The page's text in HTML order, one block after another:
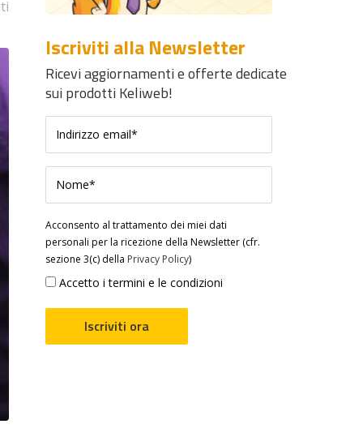
Iscriviti alla Newsletter
Ricevi aggiornamenti e offerte dedicate
sui prodotti Keliweb!
Acconsento al trattamento dei miei dati
personali per la ricezione della Newsletter (cfr.
sezione 3(c) della Privacy Policy)
Accetto i termini e le condizioni